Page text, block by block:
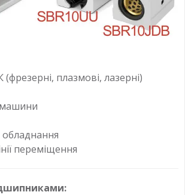
плазмові, лазерні)
машини
переміщення